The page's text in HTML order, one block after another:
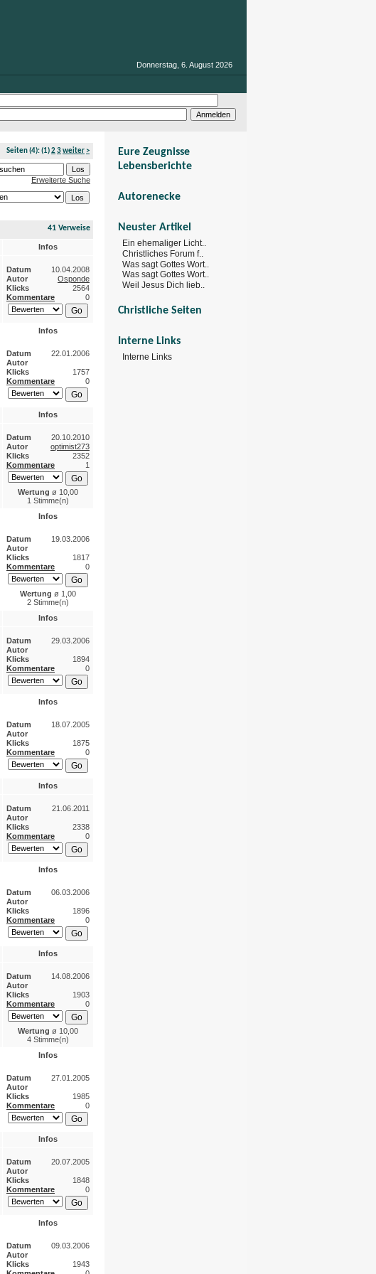
Donnerstag, 6. August 2026
Seiten(4):(1)23weiter >
Erweiterte Suche
41 Verweise
Infos
Datum
10.04.2008
Autor
Osponde
Klicks
2564
Kommentare
0
Infos
Datum
22.01.2006
Autor
Klicks
1757
Kommentare
0
Infos
Datum
20.10.2010
Autor
optimist273
Klicks
2352
Kommentare
1
Wertung ø 10,00
1 Stimme(n)
Infos
Datum
19.03.2006
Autor
Klicks
1817
Kommentare
0
Wertung ø 1,00
2 Stimme(n)
Infos
Datum
29.03.2006
Autor
Klicks
1894
Kommentare
0
Infos
Datum
18.07.2005
Autor
Klicks
1875
Kommentare
0
Infos
Datum
21.06.2011
Autor
Klicks
2338
Kommentare
0
Infos
Datum
06.03.2006
Autor
Klicks
1896
Kommentare
0
Infos
Datum
14.08.2006
Autor
Klicks
1903
Kommentare
0
Wertung ø 10,00
4 Stimme(n)
Infos
Datum
27.01.2005
Autor
Klicks
1985
Kommentare
0
Infos
Datum
20.07.2005
Autor
Klicks
1848
Kommentare
0
Infos
Datum
09.03.2006
Autor
Klicks
1943
Eure Zeugnisse
Lebensberichte
Autorenecke
Neuster Artikel
Ein ehemaliger Licht..
Christliches Forum f..
Was sagt Gottes Wort..
Was sagt Gottes Wort..
Weil Jesus Dich lieb..
Christliche Seiten
Interne Links
Interne Links